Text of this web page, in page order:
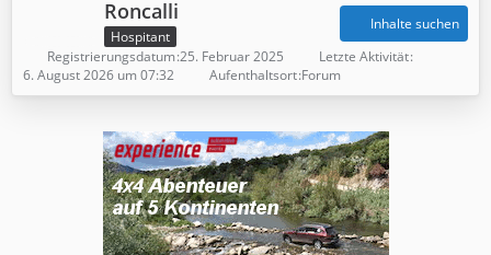
Roncalli
Hospitant
Inhalte suchen
Registrierungsdatum 25. Februar 2025
Letzte Aktivität
6. August 2026 um 07:32
Aufenthaltsort Forum